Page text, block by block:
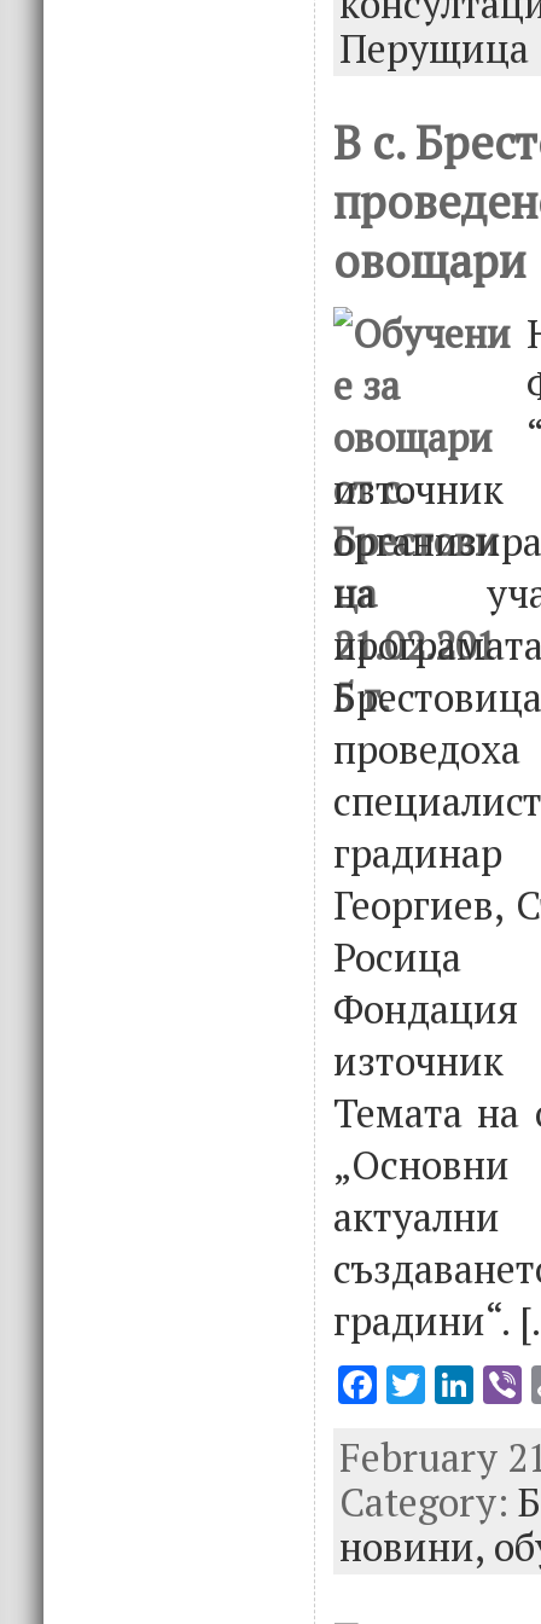
o
k
n
Перущица
В с.
овощари
на
Георгиев,
Темата на
градини“.
F
e
b
o
o
T
it
te
r
Li
k
e
dI
n
February
Category:
новини,